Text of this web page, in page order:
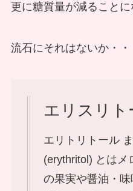
更に糖質量が減ることに
流石にそれはないか・・
エリスリト
エリトリトール
(erythritol) とはメ
の果実や醤油・